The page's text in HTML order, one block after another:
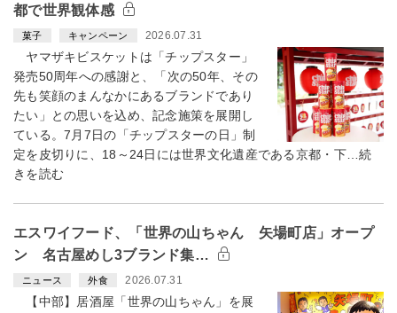
都で世界観体感
菓子 キャンペーン 2026.07.31
ヤマザキビスケットは「チップスター」
発売50周年への感謝と、「次の50年、その
先も笑顔のまんなかにあるブランドであり
たい」との思いを込め、記念施策を展開し
ている。7月7日の「チップスターの日」制
定を皮切りに、18～24日には世界文化遺産である京都・下…続
きを読む
エスワイフード、「世界の山ちゃん 矢場町店」オープ
ン 名古屋めし3ブランド集…
ニュース 外食 2026.07.31
【中部】居酒屋「世界の山ちゃん」を展